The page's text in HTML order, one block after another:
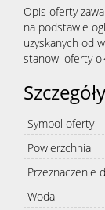
Opis oferty
na podstawie
uzyskanych od
stanowi oferty
Szczegóły
Symbol oferty
Powierzchnia
Przeznaczenie
Woda